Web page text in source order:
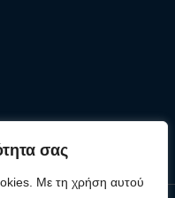
σας
Με τη χρήση αυτού